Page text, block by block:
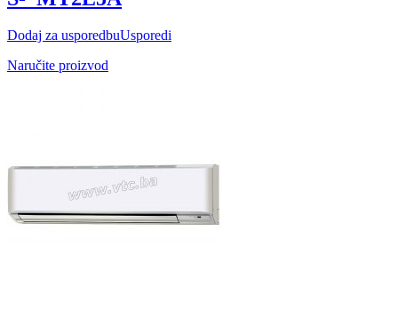
Dodaj za usporedbuUsporedi
Naručite proizvod